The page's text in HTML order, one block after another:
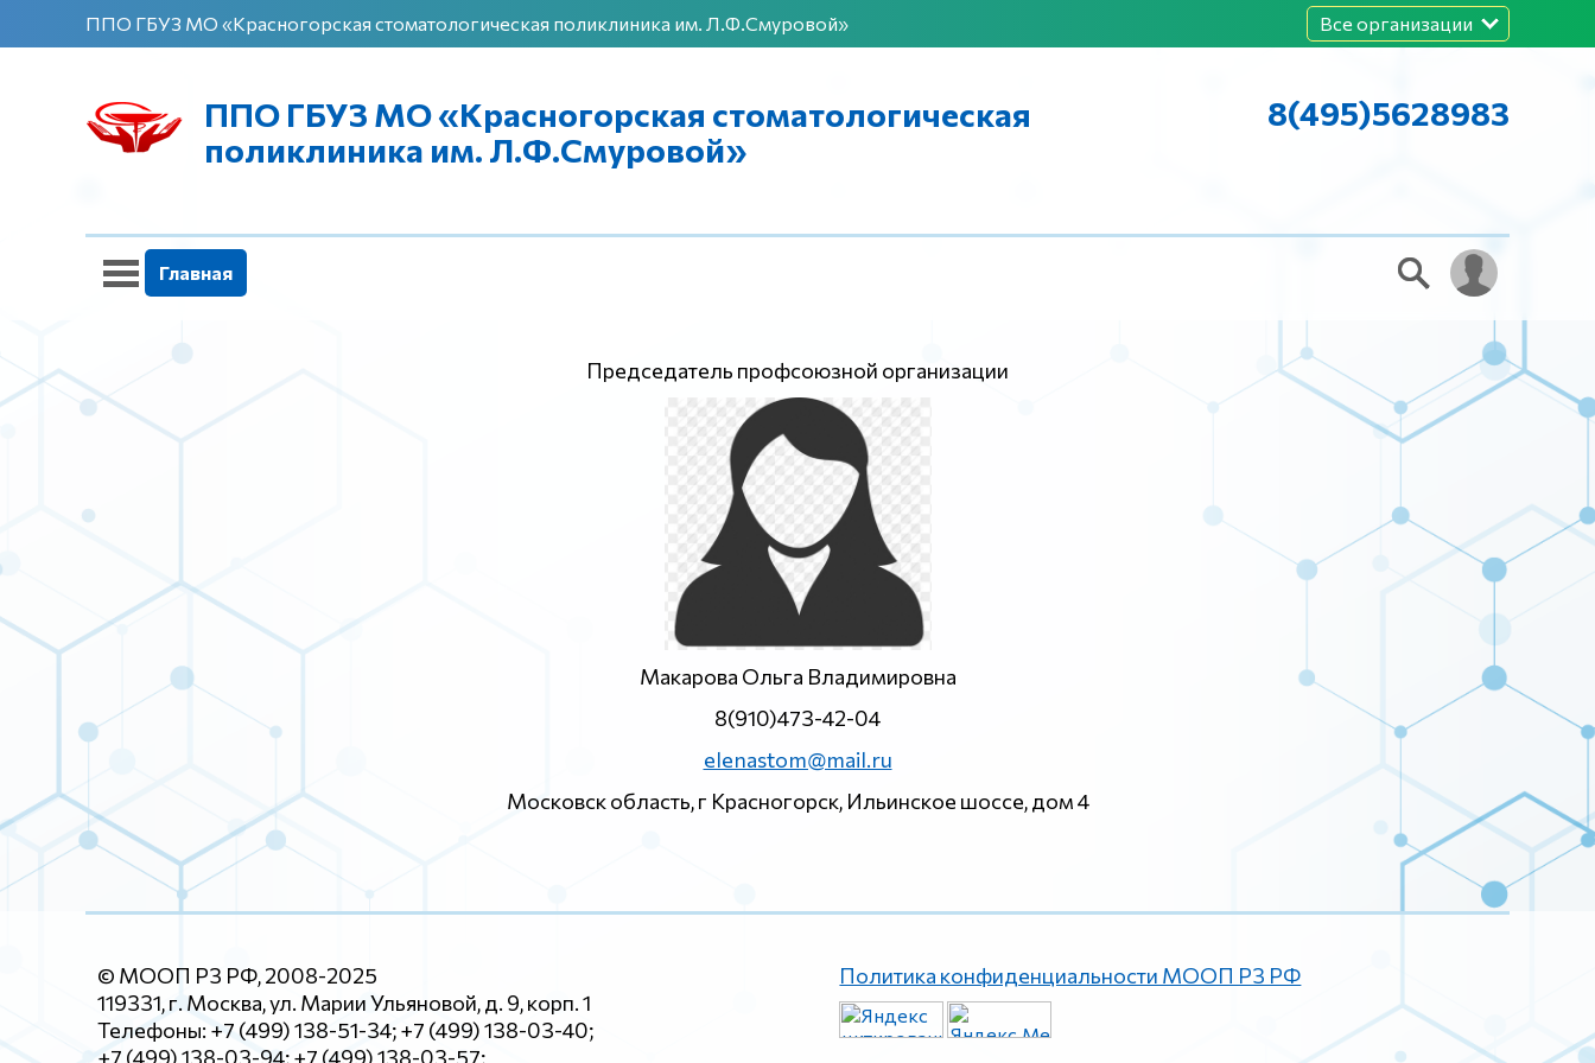
ППО ГБУЗ МО «Красногорская стоматологическая поликлиника им. Л.Ф.Смуровой» Все организации
ППО ГБУЗ МО «Красногорская стоматологическая
поликлиника им. Л.Ф.Смуровой»
8(495)5628983
Главная
Председатель профсоюзной организации
Макарова Ольга Владимировна
8(910)473-42-04
elenastom@mail.ru
Московск область, г Красногорск, Ильинское шоссе, дом 4
© МООП РЗ РФ, 2008-2025
119331, г. Москва, ул. Марии Ульяновой, д. 9, корп. 1
Телефоны: +7 (499) 138-51-34; +7 (499) 138-03-40;
+7 (499) 138-03-94; +7 (499) 138-03-57;
Политика конфиденциальности МООП РЗ РФ